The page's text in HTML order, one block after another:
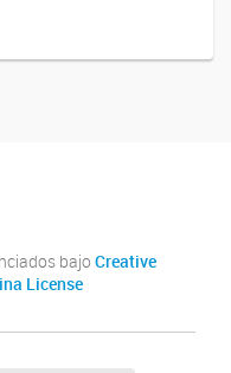
bajo Creative
License